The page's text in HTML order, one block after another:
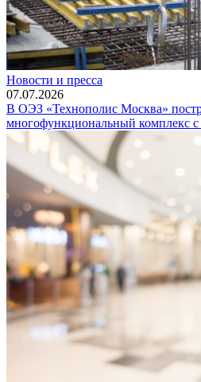
Новости и пресса
07.07.2026
В ОЭЗ «Технополис Москва»
многофункциональный комплекс с